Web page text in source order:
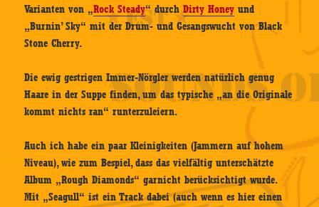
Varianten von „Rock Steady“ durchDirty Honey und
„Burnin’ Sky“ mit der Drum- und Gesangswucht von Black
Stone Cherry.
Die ewig gestrigen Immer-Nörgler werden natürlich genug
Haare in der Suppe finden, um das typische „an die Originale
kommt nichts ran“ runterzuleiern.
Auch ich habe ein paar Kleinigkeiten (Jammern auf hohem
Niveau), wie zum Bespiel, dass das vielfältig unterschätzte
Album „Rough Diamonds“ garnicht berücksichtigt wurde.
Mit „Seagull“ ist ein Track dabei (auch wenn es hier einen